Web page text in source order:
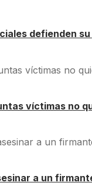
defienden
víctimas no
a un